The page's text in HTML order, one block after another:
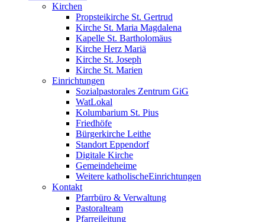
Kirchen
Propsteikirche St. Gertrud
Kirche St. Maria Magdalena
Kapelle St. Bartholomäus
Kirche Herz Mariä
Kirche St. Joseph
Kirche St. Marien
Einrichtungen
Sozialpastorales Zentrum GiG
WatLokal
Kolumbarium St. Pius
Friedhöfe
Bürgerkirche Leithe
Standort Eppendorf
Digitale Kirche
Gemeindeheime
Weitere katholische­­Einrichtungen
Kontakt
Pfarrbüro & Verwaltung
Pastoralteam
Pfarreileitung